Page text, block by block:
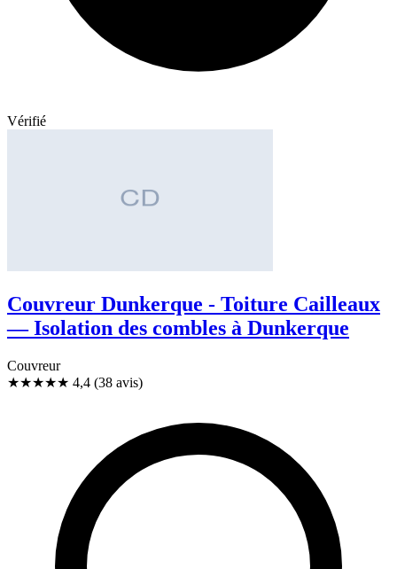
Vérifié
Couvreur Dunkerque - Toiture Cailleaux
— Isolation des combles à Dunkerque
Couvreur
★★★★★ 4,4 (38 avis)